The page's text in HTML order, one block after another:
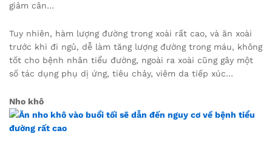
giảm cân…
Tuy nhiên, hàm lượng đường trong xoài rất cao, và ăn xoài
trước khi đi ngủ, dễ làm tăng lượng đường trong máu, không
tốt cho bệnh nhân tiểu đường, ngoài ra xoài cũng gây một
số tác dụng phụ dị ứng, tiêu chảy, viêm da tiếp xúc…
Nho khô